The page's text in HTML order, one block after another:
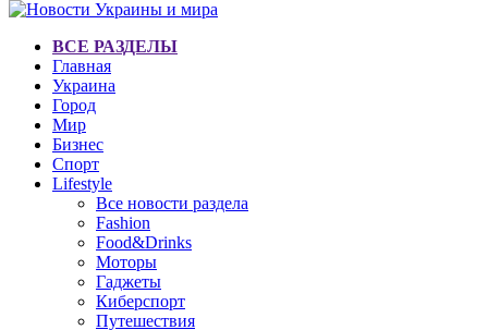
ВСЕ РАЗДЕЛЫ
Главная
Украина
Город
Мир
Бизнес
Спорт
Lifestyle
Все новости раздела
Fashion
Food&Drinks
Моторы
Гаджеты
Киберспорт
Путешествия